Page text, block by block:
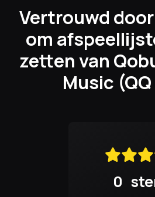
Vertrouwd
om
zetten van
Music
0